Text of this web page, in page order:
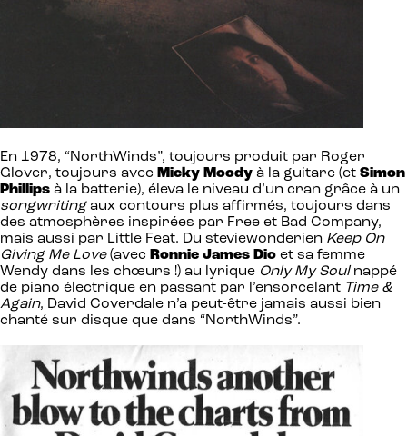
En 1978, “NorthWinds”, toujours produit par Roger
Glover, toujours avec Micky Moody à la guitare (et Simon
Phillips à la batterie), éleva le niveau d’un cran grâce à un
songwritingaux contours plus affirmés, toujours dans
des atmosphères inspirées par Free et Bad Company,
mais aussi par Little Feat. Du steviewonderien Keep On
Giving Me Love(avec Ronnie James Dio et sa femme
Wendy dans les chœurs !) au lyrique Only My Soulnappé
de piano électrique en passant par l’ensorcelant Time &
Again, David Coverdale n’a peut-être jamais aussi bien
chanté sur disque que dans “NorthWinds”.